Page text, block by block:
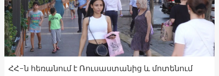
ՀՀ-ն հեռանում է Ռուսաստանից և մոտենում